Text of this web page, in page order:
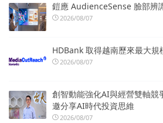
鎧應 AudienceSense 臉部辨
2026/08/07
HDBank 取得越南歷來最大規
2026/08/07
創智動能強化AI與經營雙軸競
邀分享AI時代投資思維
2026/08/07